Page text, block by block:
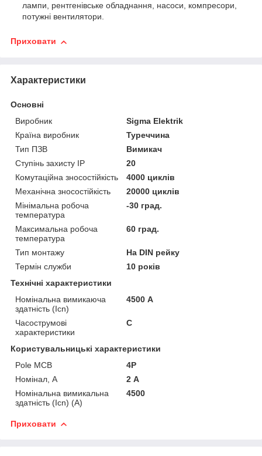
лампи, рентгенівське обладнання, насоси, компресори,
потужні вентилятори.
Приховати
Характеристики
Основні
Виробник
Sigma Elektrik
Країна виробник
Туреччина
Тип ПЗВ
Вимикач
Ступінь захисту IP
20
Комутаційна зносостійкість
4000 циклів
Механічна зносостійкість
20000 циклів
Мінімальна робоча
температура
-30 град.
Максимальна робоча
температура
60 град.
Тип монтажу
На DIN рейку
Термін служби
10 років
Технічні характеристики
Номінальна вимикаюча
здатність (Icn)
4500 А
Часострумові
характеристики
C
Користувальницькі характеристики
Pole MCB
4P
Номінал, А
2 А
Номінальна вимикальна
здатність (Icn) (А)
4500
Приховати